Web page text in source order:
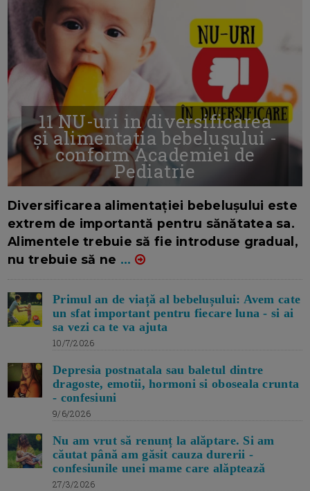
11 NU-uri in diversificarea
și alimentația bebelușului -
conform Academiei de
Pediatrie
Diversificarea alimentației bebelușului este
extrem de importantă pentru sănătatea sa.
Alimentele trebuie să fie introduse gradual,
nu trebuie să ne ...
Primul an de viață al bebelușului: Avem cate
un sfat important pentru fiecare luna - si ai
sa vezi ca te va ajuta
10/7/2026
Depresia postnatala sau baletul dintre
dragoste, emotii, hormoni si oboseala crunta
- confesiuni
9/6/2026
Nu am vrut să renunț la alăptare. Si am
căutat până am găsit cauza durerii -
confesiunile unei mame care alăptează
27/3/2026